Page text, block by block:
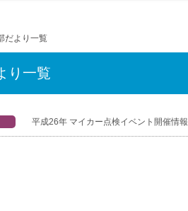
だより一覧
り一覧
平成26年 マイカー点検イベント開催情報